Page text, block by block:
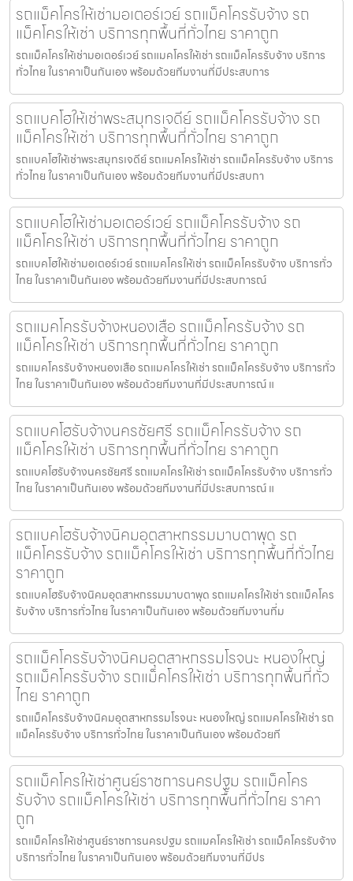
รถแม็คโครให้เช่ามอเตอร์เวย์ รถแม็คโครรับจ้าง รถ
แม็คโครให้เช่า บริการทุกพื้นที่ทั่วไทย ราคาถูก
รถแม็คโครให้เช่ามอเตอร์เวย์ รถแมคโครให้เช่า รถแม็คโครรับจ้าง บริการ
ทั่วไทย ในราคาเป็นกันเอง พร้อมด้วยทีมงานที่มีประสบการ
รถแบคโฮให้เช่าพระสมุทรเจดีย์ รถแม็คโครรับจ้าง รถ
แม็คโครให้เช่า บริการทุกพื้นที่ทั่วไทย ราคาถูก
รถแบคโฮให้เช่าพระสมุทรเจดีย์ รถแมคโครให้เช่า รถแม็คโครรับจ้าง บริการ
ทั่วไทย ในราคาเป็นกันเอง พร้อมด้วยทีมงานที่มีประสบกา
รถแบคโฮให้เช่ามอเตอร์เวย์ รถแม็คโครรับจ้าง รถ
แม็คโครให้เช่า บริการทุกพื้นที่ทั่วไทย ราคาถูก
รถแบคโฮให้เช่ามอเตอร์เวย์ รถแมคโครให้เช่า รถแม็คโครรับจ้าง บริการทั่ว
ไทย ในราคาเป็นกันเอง พร้อมด้วยทีมงานที่มีประสบการณ์
รถแมคโครรับจ้างหนองเสือ รถแม็คโครรับจ้าง รถ
แม็คโครให้เช่า บริการทุกพื้นที่ทั่วไทย ราคาถูก
รถแมคโครรับจ้างหนองเสือ รถแมคโครให้เช่า รถแม็คโครรับจ้าง บริการทั่ว
ไทย ในราคาเป็นกันเอง พร้อมด้วยทีมงานที่มีประสบการณ์ แ
รถแบคโฮรับจ้างนครชัยศรี รถแม็คโครรับจ้าง รถ
แม็คโครให้เช่า บริการทุกพื้นที่ทั่วไทย ราคาถูก
รถแบคโฮรับจ้างนครชัยศรี รถแมคโครให้เช่า รถแม็คโครรับจ้าง บริการทั่ว
ไทย ในราคาเป็นกันเอง พร้อมด้วยทีมงานที่มีประสบการณ์ แ
รถแบคโฮรับจ้างนิคมอุตสาหกรรมมาบตาพุด รถ
แม็คโครรับจ้าง รถแม็คโครให้เช่า บริการทุกพื้นที่ทั่วไทย
ราคาถูก
รถแบคโฮรับจ้างนิคมอุตสาหกรรมมาบตาพุด รถแมคโครให้เช่า รถแม็คโคร
รับจ้าง บริการทั่วไทย ในราคาเป็นกันเอง พร้อมด้วยทีมงานที่ม
รถแม็คโครรับจ้างนิคมอุตสาหกรรมโรจนะ หนองใหญ่
รถแม็คโครรับจ้าง รถแม็คโครให้เช่า บริการทุกพื้นที่ทั่ว
ไทย ราคาถูก
รถแม็คโครรับจ้างนิคมอุตสาหกรรมโรจนะ หนองใหญ่ รถแมคโครให้เช่า รถ
แม็คโครรับจ้าง บริการทั่วไทย ในราคาเป็นกันเอง พร้อมด้วยที
รถแม็คโครให้เช่าศูนย์ราชการนครปฐม รถแม็คโคร
รับจ้าง รถแม็คโครให้เช่า บริการทุกพื้นที่ทั่วไทย ราคา
ถูก
รถแม็คโครให้เช่าศูนย์ราชการนครปฐม รถแมคโครให้เช่า รถแม็คโครรับจ้าง
บริการทั่วไทย ในราคาเป็นกันเอง พร้อมด้วยทีมงานที่มีปร